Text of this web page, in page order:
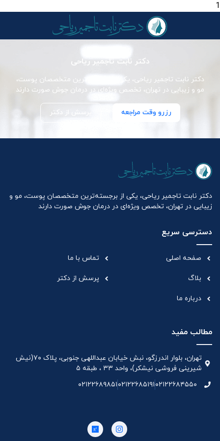
1
دکتر نابت تاجمیر ریاحی
دکتر نابت تاجمیر ریاحی، یکی از برجسته‌ترین متخصصان پوست،
مو و زیبایی در تهران، تخصص ویژه‌ای در درمان جوش صورت دارند
رزرو وقت مراجعه پرسش از دکتر
دکتر نابت تاجمیر ریاحی، یکی از برجسته‌ترین متخصصان پوست، مو و
زیبایی در تهران، تخصص ویژه‌ای در درمان جوش صورت دارند
دسترسی سریع
صفحه اصلی
بلاگ
درباره ما
تماس با ما
پرسش از دکتر
مطالب مفید
تهران، بلوار اندرزگو، نبش خیابان عبداللهی جنوبی، پلاک ۷۰(نیش
شیرینی فروشی نیشکر)، واحد ۳۳ ، طبقه ۵
۰۲۱۲۲۶۸۴۵۵۰۰۲۱۲۲۶۸۵۱۹۱۰۲۱۲۲۶۸۹۸۵۱